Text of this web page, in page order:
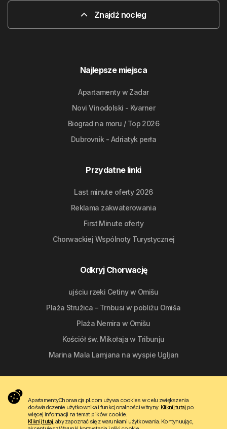
Znajdź nocleg
Najlepsze miejsca
Apartamenty w Zadar
Novi Vinodolski - Kvarner
Biograd na moru / Top 2026
Dubrovnik - Adriatyk perła
Przydatne linki
Last minute oferty 2026
Reklama zakwaterowania
First Minute oferty
Chorwackiej Wspólnoty Turystycznej
Odkryj Chorwację
ujściu rzeki Cetiny w Omišu
Plaża Stružica – Trnbusi w pobliżu Omiša
Plaża Nemira w Omišu
Kościół św. Mikołaja w Tribunju
Marina Mala Lamjana na wyspie Ugljan
ApartamentyChorwacja.pl.com używa cookies w celu zwiększenia
doświadczenie użytkownika i funkcjonalności witryny. Kliknij tutaj po
więcej informacji na temat plików cookie.
Kliknij tutaj, aby zapoznać się z warunkami użytkowania. Kontynuując,